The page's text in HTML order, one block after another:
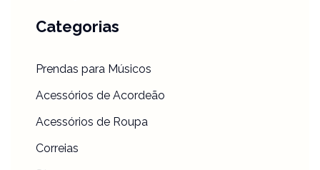
Categorias
Prendas para Músicos
Acessórios de Acordeão
Acessórios de Roupa
Correias